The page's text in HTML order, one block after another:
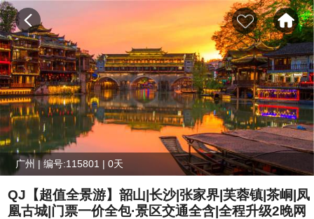
广州 | 编号:115801 | 0天
QJ【超值全景游】韶山|长沙|张家界|芙蓉镇|茶峒|凤
凰古城|门票一价全包·景区交通全含|全程升级2晚网